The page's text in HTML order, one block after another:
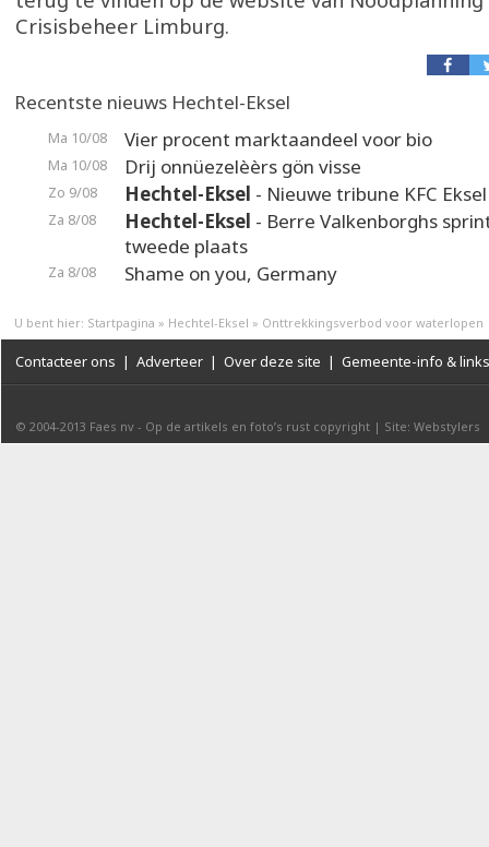
Crisisbeheer Limburg.
Recentste nieuws Hechtel-Eksel
Ma 10/08 Vier procent marktaandeel voor bio
Ma 10/08 Drij onnüezelèèrs gön visse
Zo 9/08 Hechtel-Eksel - Nieuwe tribune KFC
Za 8/08 Hechtel-Eksel - Berre Valkenborghs
tweede plaats
Za 8/08 Shame on you, Germany
U bent hier: Startpagina » Hechtel-Eksel » Onttrekkingsverbod voor waterlopen
Contacteer ons | Adverteer | Over deze site | Gemeente-info & links
© 2004-2013 Faes nv - Op de artikels en foto’s rust copyright | Site: Webstylers